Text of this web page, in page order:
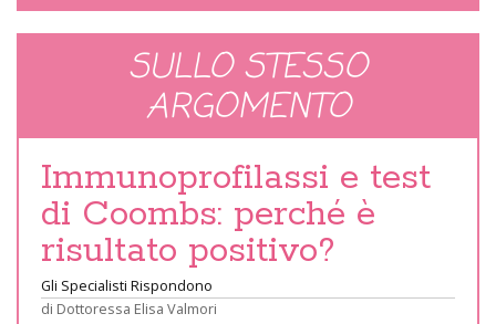
SULLO STESSO
ARGOMENTO
Immunoprofilassi e test
di Coombs: perché è
risultato positivo?
Gli Specialisti Rispondono
di Dottoressa Elisa Valmori